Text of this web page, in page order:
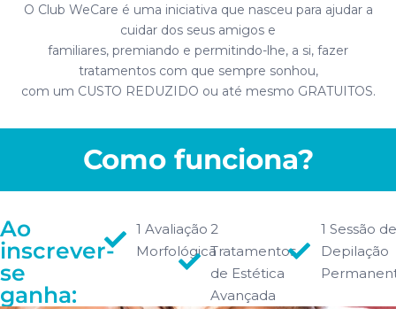
O Club WeCare é uma iniciativa que nasceu para ajudar a
cuidar dos seus amigos e
familiares, premiando e permitindo-lhe, a si, fazer
tratamentos com que sempre sonhou,
com um CUSTO REDUZIDO ou até mesmo GRATUITOS.
Como funciona?
Ao
inscrever-
se
ganha:
1 Avaliação
Morfológica
2
Tratamentos
de Estética
Avançada
1 Sessão de
Depilação